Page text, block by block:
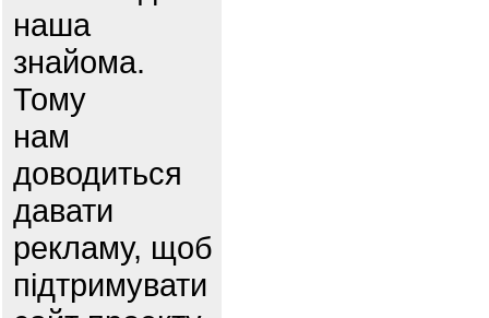
наша
знайома.
Тому
нам
доводиться
давати
рекламу, щоб
підтримувати